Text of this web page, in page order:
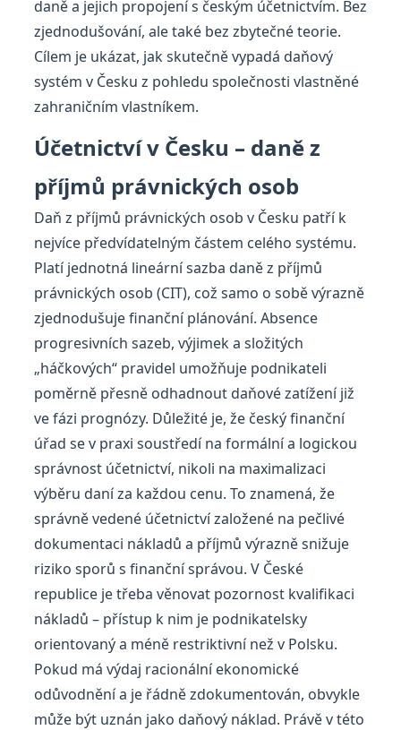
daně a jejich propojení s českým účetnictvím. Bez
zjednodušování, ale také bez zbytečné teorie.
Cílem je ukázat, jak skutečně vypadá daňový
systém v Česku z pohledu společnosti vlastněné
zahraničním vlastníkem.
Účetnictví v Česku – daně z
příjmů právnických osob
Daň z příjmů právnických osob v Česku patří k
nejvíce předvídatelným částem celého systému.
Platí jednotná lineární sazba daně z příjmů
právnických osob (CIT), což samo o sobě výrazně
zjednodušuje finanční plánování. Absence
progresivních sazeb, výjimek a složitých
„háčkových“ pravidel umožňuje podnikateli
poměrně přesně odhadnout daňové zatížení již
ve fázi prognózy. Důležité je, že český finanční
úřad se v praxi soustředí na formální a logickou
správnost účetnictví, nikoli na maximalizaci
výběru daní za každou cenu. To znamená, že
správně vedené účetnictví založené na pečlivé
dokumentaci nákladů a příjmů výrazně snižuje
riziko sporů s finanční správou. V České
republice je třeba věnovat pozornost kvalifikaci
nákladů – přístup k nim je podnikatelsky
orientovaný a méně restriktivní než v Polsku.
Pokud má výdaj racionální ekonomické
odůvodnění a je řádně zdokumentován, obvykle
může být uznán jako daňový náklad. Právě v této